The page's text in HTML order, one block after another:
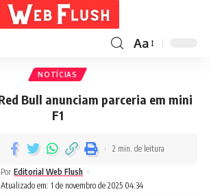
Aa
NOTÍCIAS
Bull anunciam parceria em mini
F1
Atualizado em: 1 de novembro de 2025 04:34
Por Editorial Web Flush
2 min. de leitura